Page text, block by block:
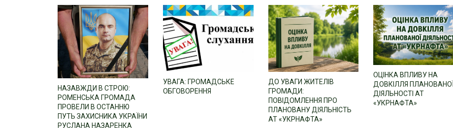
НАЗАВЖДИ В СТРОЮ:
РОМЕНСЬКА ГРОМАДА
ПРОВЕЛИ В ОСТАННЮ
ПУТЬ ЗАХИСНИКА УКРАЇНИ
РУСЛАНА НАЗАРЕНКА
УВАГА: ГРОМАДСЬКЕ
ОБГОВОРЕННЯ
ДО УВАГИ ЖИТЕЛІВ
ГРОМАДИ:
ПОВІДОМЛЕННЯ ПРО
ПЛАНОВАНУ ДІЯЛЬНІСТЬ
АТ «УКРНАФТА»
ОЦІНКА ВПЛИВУ НА
ДОВКІЛЛЯ ПЛАНОВАНОЇ
ДІЯЛЬНОСТІ АТ
«УКРНАФТА»